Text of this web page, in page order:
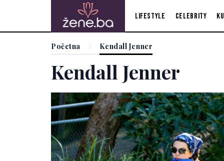
Lifestyle Celebrity
Početna Kendall Jenner
Kendall Jenner